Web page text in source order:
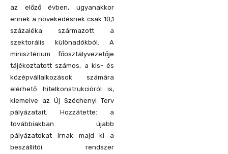
az előző évben, ugyanakkor
ennek a növekedésnek csak 10,1
százaléka származott a
szektorális különadókból. A
minisztérium főosztályvezetője
tájékoztatott számos, a kis- és
középvállalkozások számára
elérhető hitelkonstrukcióról is,
kiemelve az Új Széchenyi Terv
pályázatait. Hozzátette: a
továbbiakban újabb
pályázatokat írnak majd ki a
beszállítói rendszer